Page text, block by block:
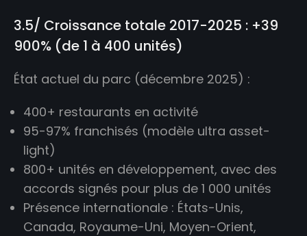
3.5/ Croissance totale 2017-2025 : +39
900% (de 1 à 400 unités)
État actuel du parc (décembre 2025) :
400+ restaurants en activité
95-97% franchisés (modèle ultra asset-
light)
800+ unités en développement, avec des
accords signés pour plus de 1 000 unités
Présence internationale : États-Unis,
Canada, Royaume-Uni, Moyen-Orient,